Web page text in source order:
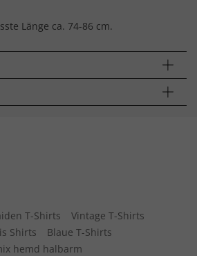
Länge ca. 74-86 cm.
T-Shirts
Vintage T-Shirts
Shirts
Blaue T-Shirts
hemd halbarm